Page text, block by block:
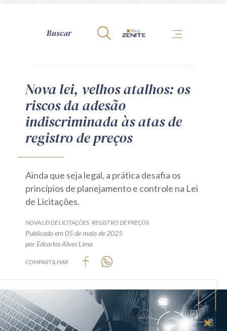
A Zênite
Como publicar conosco
Site da Zênite
Contato
Guia de Direitos dos Titulares de Dados
Produtos e serviços
Zênite Fácil IA
Zênite Play
Orientação por Escrito
Mentoria Zênite
Nova lei, velhos atalhos: os
riscos da adesão
indiscriminada às atas de
registro de preços
Ainda que seja legal, a prática desafia os
princípios de planejamento e controle na Lei
de Licitações.
NOVA LEI DE LICITAÇÕES REGISTRO DE PREÇOS
Publicado em 05 de maio de 2025
por Edcarlos Alves Lima
COMPARTILHAR